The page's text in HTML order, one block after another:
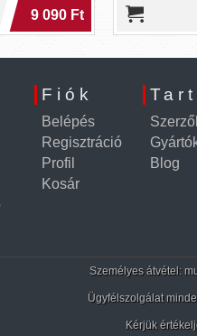
9 090 Ft
Fiók
Belépés
Regisztráció
Profil
Kosár
Blog
Személyes átvétel:
Ügyfélszolgálat
Kérjük